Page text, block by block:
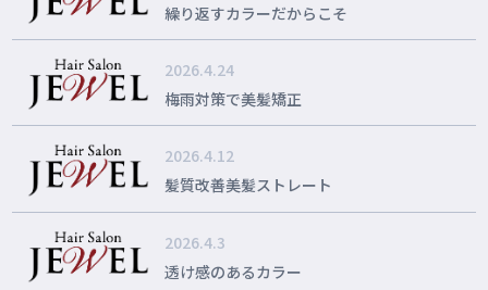
繰り返すカラーだからこそ
2026.4.24
梅雨対策で美髪矯正
2026.4.12
髪質改善美髪ストレート
2026.4.3
透け感のあるカラー